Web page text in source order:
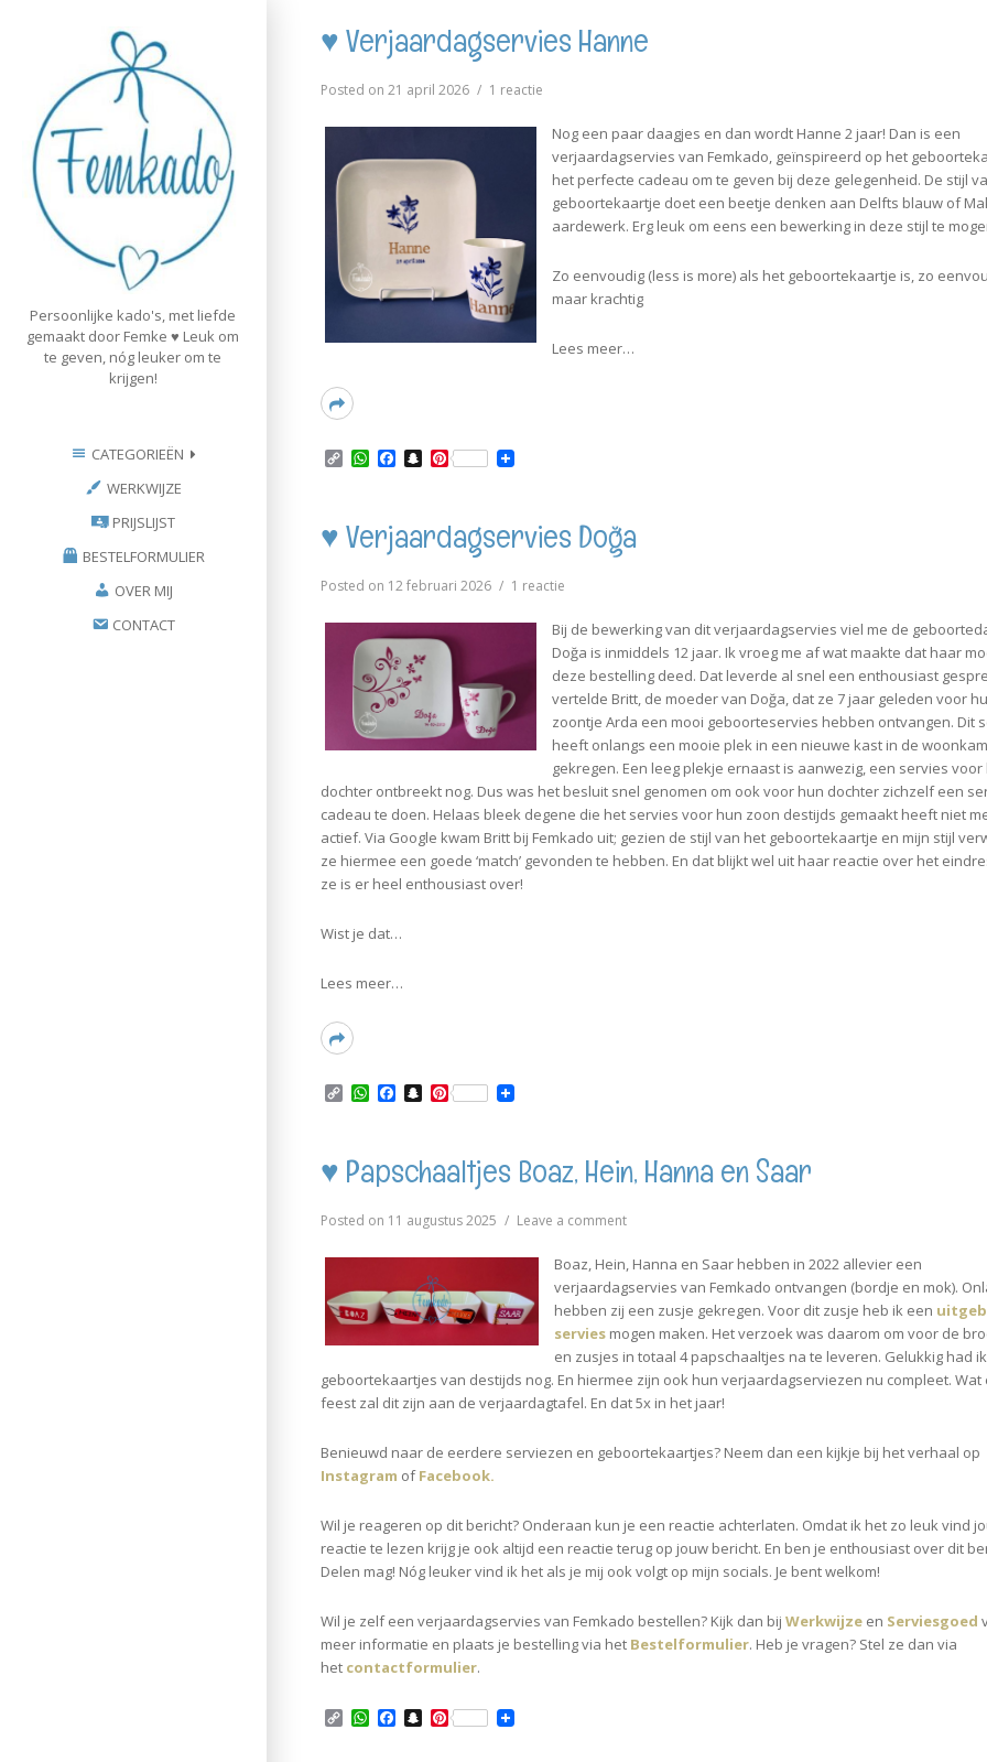
Persoonlijke kado's, met liefde
gemaakt door Femke ♥ Leuk om
te geven, nóg leuker om te
krijgen!
CATEGORIEËN
WERKWIJZE
PRIJSLIJST
BESTELFORMULIER
OVER MIJ
CONTACT
♥ Verjaardagservies Hanne
Posted on21 april 2026 1 reactie
Verjaardagservies
Hanne
Nog een paar daagjes en dan wordt Hanne 2 jaar! Dan is een
verjaardagservies van Femkado, geïnspireerd op het
het perfecte cadeau om te geven bij deze gelegenheid. De stijl
geboortekaartje doet een beetje denken aan Delfts blauw of
aardewerk. Erg leuk om eens een bewerking in deze stijl te
Zo eenvoudig (less is more) als het geboortekaartje is, zo
maar krachtig
Lees meer…
Read
C
o
L
i
k
W
h
s
A
p
F
a
b
o
k
S
n
c
h
t
P
i
e
r
s
t
♥ Verjaardagservies Doğa
Posted on 12 februari 2026 1 reactie
Verjaardagservies
Doğa
Bij de bewerking van dit verjaardagservies viel me de
Doğa is inmiddels 12 jaar. Ik vroeg me af wat maakte dat haar
deze bestelling deed. Dat leverde al snel een enthousiast
vertelde Britt, de moeder van Doğa, dat ze 7 jaar geleden voor
zoontje Arda een mooi geboorteservies hebben ontvangen. Dit
heeft onlangs een mooie plek in een nieuwe kast in de
gekregen. Een leeg plekje ernaast is aanwezig, een servies voor
dochter ontbreekt nog. Dus was het besluit snel genomen om ook voor hun dochter zichzelf een
cadeau te doen. Helaas bleek degene die het servies voor hun zoon destijds gemaakt heeft niet
actief. Via Google kwam Britt bij Femkado uit; gezien de stijl van het geboortekaartje en mijn stijl
ze hiermee een goede ‘match’ gevonden te hebben. En dat blijkt wel uit haar reactie over het
ze is er heel enthousiast over!
Wist je dat…
Lees meer…
Read
C
o
L
i
k
W
h
s
A
p
F
a
b
o
k
S
n
c
h
t
P
i
e
r
s
t
♥ Papschaaltjes Boaz, Hein, Hanna en Saar
Posted on 11 augustus 2025 Leave a comment
Papschaaltjes
Boaz,
en
Saar
Boaz, Hein, Hanna en Saar hebben in 2022 allevier een
verjaardagservies van Femkado ontvangen (bordje en mok).
hebben zij een zusje gekregen. Voor dit zusje heb ik een
servies mogen maken. Het verzoek was daarom om voor de
en zusjes in totaal 4 papschaaltjes na te leveren. Gelukkig had
geboortekaartjes van destijds nog. En hiermee zijn ook hun verjaardagserviezen nu compleet. Wat
feest zal dit zijn aan de verjaardagtafel. En dat 5x in het jaar!
Benieuwd naar de eerdere serviezen en geboortekaartjes? Neem dan een kijkje bij het verhaal op
Instagram of Facebook.
Wil je reageren op dit bericht? Onderaan kun je een reactie achterlaten. Omdat ik het zo leuk vind
reactie te lezen krijg je ook altijd een reactie terug op jouw bericht. En ben je enthousiast over dit
Delen mag! Nóg leuker vind ik het als je mij ook volgt op mijn socials. Je bent welkom!
Wil je zelf een verjaardagservies van Femkado bestellen? Kijk dan bijWerkwijze en Serviesgoed
meer informatie en plaats je bestelling via het Bestelformulier. Heb je vragen? Stel ze dan via
het contactformulier.
C
o
W
h
F
a
S
n
P
i